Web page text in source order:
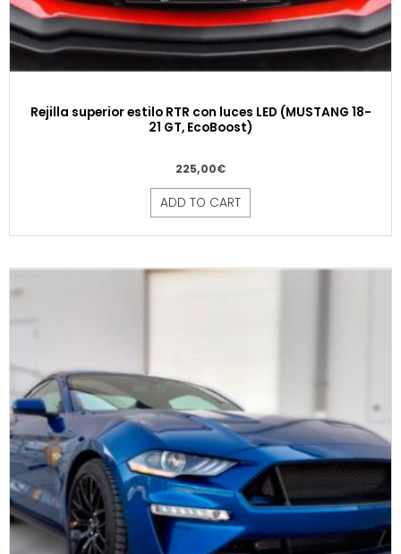
Rejilla superior estilo RTR con luces LED (MUSTANG 18-
21 GT, EcoBoost)
225,00€
ADD TO CART